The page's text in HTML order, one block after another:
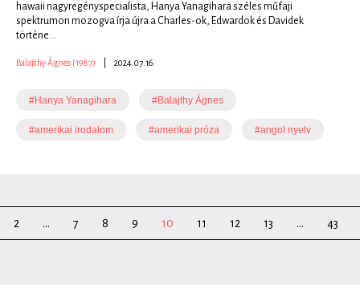
hawaii nagyregényspecialista, Hanya Yanagihara széles műfaji
spektrumon mozogva írja újra a Charles-ok, Edwardok és Davidek
történe...
Balajthy Ágnes (1987) 2024.07.16.
#Hanya Yanagihara #Balajthy Ágnes
#amerikai irodalom #amerikai próza #angol nyelv
2 ... 7 8 9 10 11 12 13 ... 43